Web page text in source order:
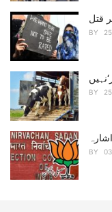
قتل
BY
BY
BY